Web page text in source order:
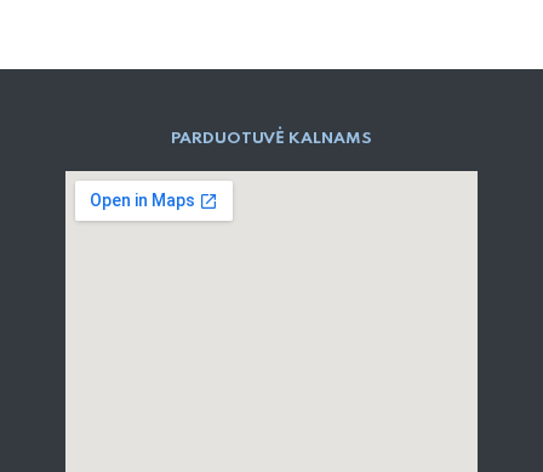
PARD​UOTUVĖ​ KALNAMS